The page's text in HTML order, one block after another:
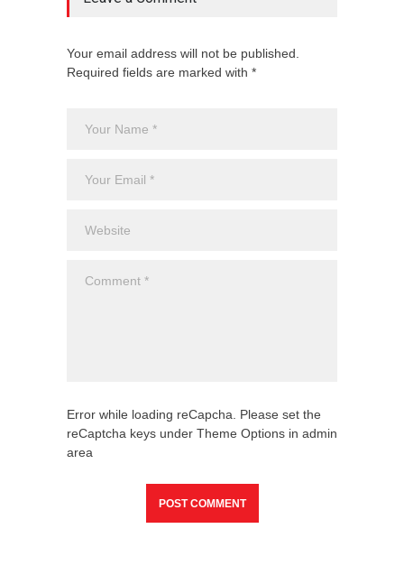
Your email address will not be published.
Required fields are marked with *
Error while loading reCapcha. Please set the
reCaptcha keys under Theme Options in admin
area